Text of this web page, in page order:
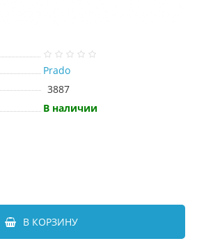
Prado
3887
В наличии
В КОРЗИНУ